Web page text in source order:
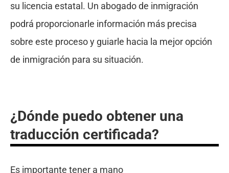
su licencia estatal. Un abogado de inmigración
podrá proporcionarle información más precisa
sobre este proceso y guiarle hacia la mejor opción
de inmigración para su situación.
¿Dónde puedo obtener una
traducción certificada?
Es importante tener a mano